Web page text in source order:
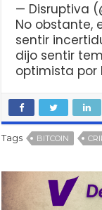
— Disruptiva
No obstante,
sentir
dijo sentir
optimista por
Tags BITCOIN